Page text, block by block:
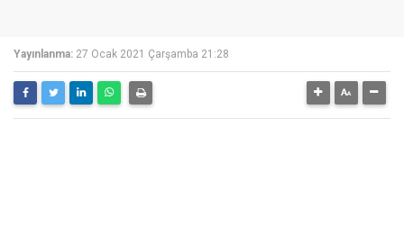
Yayınlanma: 27 Ocak 2021 Çarşamba 21:28